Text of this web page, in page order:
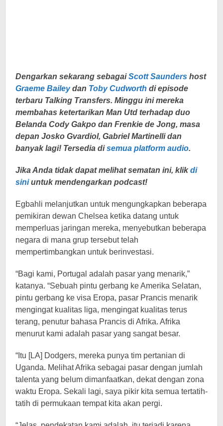
Dengarkan sekarang sebagaiScott Saunders host
Graeme Baileydan Toby Cudworth di episode
terbaru Talking Transfers. Minggu ini mereka
membahas ketertarikan Man Utd terhadap duo
Belanda Cody Gakpo dan Frenkie de Jong, masa
depan Josko Gvardiol, Gabriel Martinelli dan
banyak lagi! Tersedia disemua platform audio.
Jika Anda tidak dapat melihat sematan ini, klikdi
siniuntuk mendengarkan podcast!
Egbahli melanjutkan untuk mengungkapkan beberapa
pemikiran dewan Chelsea ketika datang untuk
memperluas jaringan mereka, menyebutkan beberapa
negara di mana grup tersebut telah
mempertimbangkan untuk berinvestasi.
“Bagi kami, Portugal adalah pasar yang menarik,”
katanya. “Sebuah pintu gerbang ke Amerika Selatan,
pintu gerbang ke visa Eropa, pasar Prancis menarik
mengingat kualitas liga, mengingat kualitas terus
terang, penutur bahasa Prancis di Afrika. Afrika
menurut kami adalah pasar yang sangat besar.
“Itu [LA] Dodgers, mereka punya tim pertanian di
Uganda. Melihat Afrika sebagai pasar dengan jumlah
talenta yang belum dimanfaatkan, dekat dengan zona
waktu Eropa. Sekali lagi, saya pikir kita semua tertatih-
tatih di permukaan tempat kita akan pergi.